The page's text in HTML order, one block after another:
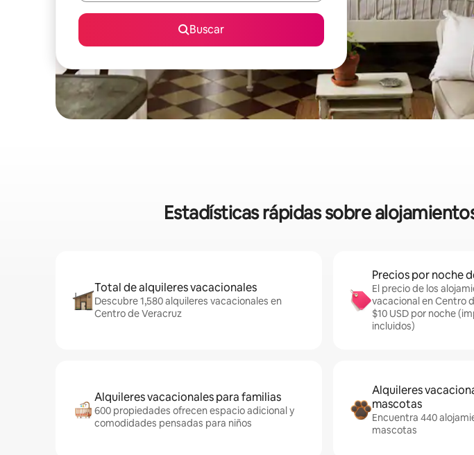
Buscar
Estadísticas rápidas sobre
Total de alquileres vacacionales
Descubre 1,580 alquileres vacacionales en
Centro de Veracruz
Precios por noche
El precio de los
vacacional en Centro
$10 USD por noche
incluidos)
Alquileres vacacionales para familias
600 propiedades ofrecen espacio adicional y
comodidades pensadas para niños
Alquileres
mascotas
Encuentra 440
mascotas